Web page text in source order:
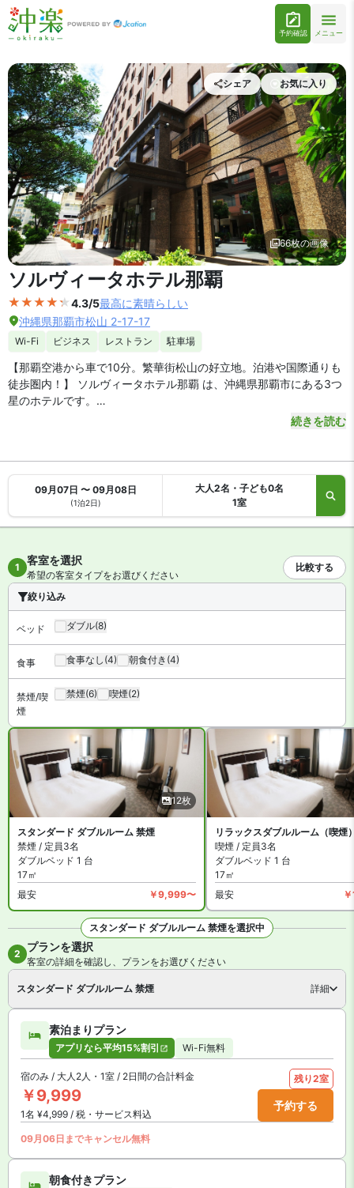
予約確認 メニュー
外観の写真を拡大表示
シェア お気に入り
66枚の画像
ソルヴィータホテル那覇
4.3/5最高に素晴らしい
沖縄県那覇市松山 2-17-17
Wi-Fi ビジネス レストラン 駐車場
【那覇空港から車で10分。繁華街松山の好立地。泊港や国際通りも
徒歩圏内！】 ソルヴィータホテル那覇 は、沖縄県那覇市にある3つ
星のホテルです。
場合、うみそらトンネルを経由して約10分で到着します。
ホテルは繁華街の松山エリアにあります。ホテル1Fにコンビニを併
設。国際通りは徒歩10分、泊港離島ターミナルも徒歩圏内とビジネ
【駐車場】あり（有料）
【お食事、レストラン】
す。共用エリアのフリードリンクサービスもご利用いただけます。
15時～18時のハッピーアワーは泡盛、リキュール等アルコールもご
提供。
【館内施設・サービス】
客室数は全 200 室。インターネットは無料 WiFiが利用可能です。
施設はコインランドリーやPCコーナーがあります。
ソルヴィータホテル那覇 は禁煙ルームと喫煙できるお部屋がありま
す。詳細は各宿泊プランをご確認ください。
続きを読む
09月07日 〜 09月08日
(1泊2日)
大人2名・子ども0名
1室
1
客室を選択
希望の客室タイプをお選びください
比較する
絞り込み
ベッド ダブル(8)
食事 食事なし (4) 朝食付き (4)
禁煙/喫
煙
禁煙(6) 喫煙(2)
12枚
スタンダード ダブルルーム 禁煙
禁煙 / 定員3名
ダブルベッド 1 台
17㎡
最安
￥9,999〜
リラックスダブルルーム（喫煙
喫煙 / 定員3名
ダブルベッド 1 台
17㎡
最安
スタンダード ダブルルーム 禁煙を選択中
2 プランを選択
客室の詳細を確認し、プランをお選びください
スタンダード ダブルルーム 禁煙 詳細
素泊まりプラン
アプリなら平均15%割引 Wi-Fi無料
宿のみ / 大人2人・1室 / 2日間の合計料金
￥9,999
1名 ¥4,999 / 税・サービス料込
残り2室
予約する
09月06日までキャンセル無料
朝食付きプラン